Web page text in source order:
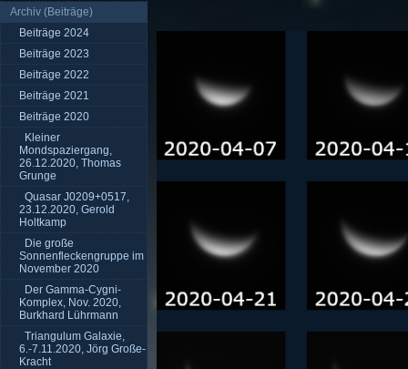
Archiv (Beiträge)
Beiträge 2024
Beiträge 2023
Beiträge 2022
Beiträge 2021
Beiträge 2020
Kleiner
Mondspaziergang,
26.12.2020, Thomas
Grunge
Quasar J0209+0517,
23.12.2020, Gerold
Holtkamp
Die große
Sonnenfleckengruppe im
November 2020
Der Gamma-Cygni-
Komplex, Nov. 2020,
Burkhard Lührmann
Triangulum Galaxie,
6.-7.11.2020, Jörg Große-
Kracht